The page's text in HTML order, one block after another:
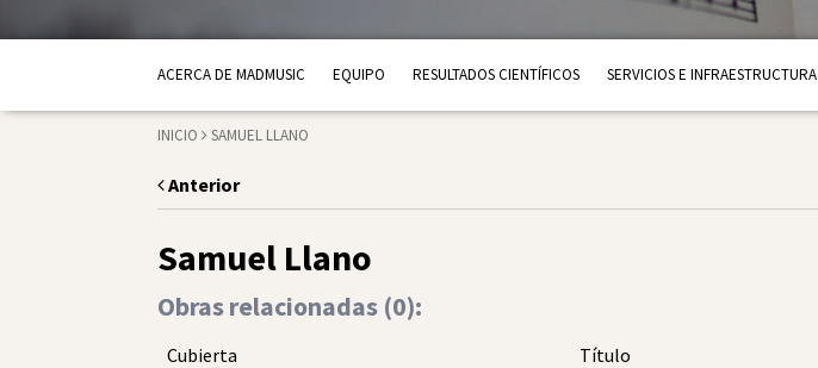
ACERCA DE MADMUSIC EQUIPO RESULTADOS CIENTÍFICOS SERVICIOS E INFRAESTRUCTURA
INICIO SAMUEL LLANO
Anterior
Samuel Llano
Obras relacionadas (0):
Cubierta Título